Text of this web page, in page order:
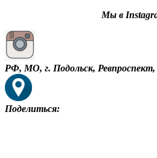
Мы в
РФ, МО, г. Подольск,
Поделиться: